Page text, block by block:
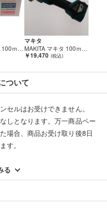
偽装サイトにご注意くださ
像や文章を無断盗用した『偽
でご注意ください。
MAKITA マキタ 100ｍｍディスクグラインダ GA4031 Sランク
マキタ
MAKITA マキタ 100ｍｍ充電式ディスクグラインダ GA412D 本体のみ Cランク
￥19,470
ついて
セルはお受けできません。
しとなります。万一商品ペー
場合、商品お受け取り後8日
す。
ます。
品は、店頭での返品はお受け
交換に関しては承ることがで
る